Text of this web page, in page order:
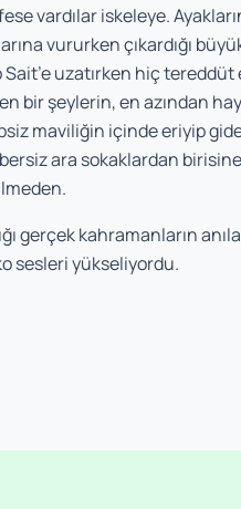
vardılar iskeleye.
vururken çıkardığı
Sait’e uzatırken hiç
bir şeylerin, en azından
maviliğin içinde eriyip
ara sokaklardan
gerçek kahramanların
sesleri yükseliyordu.
sonrası